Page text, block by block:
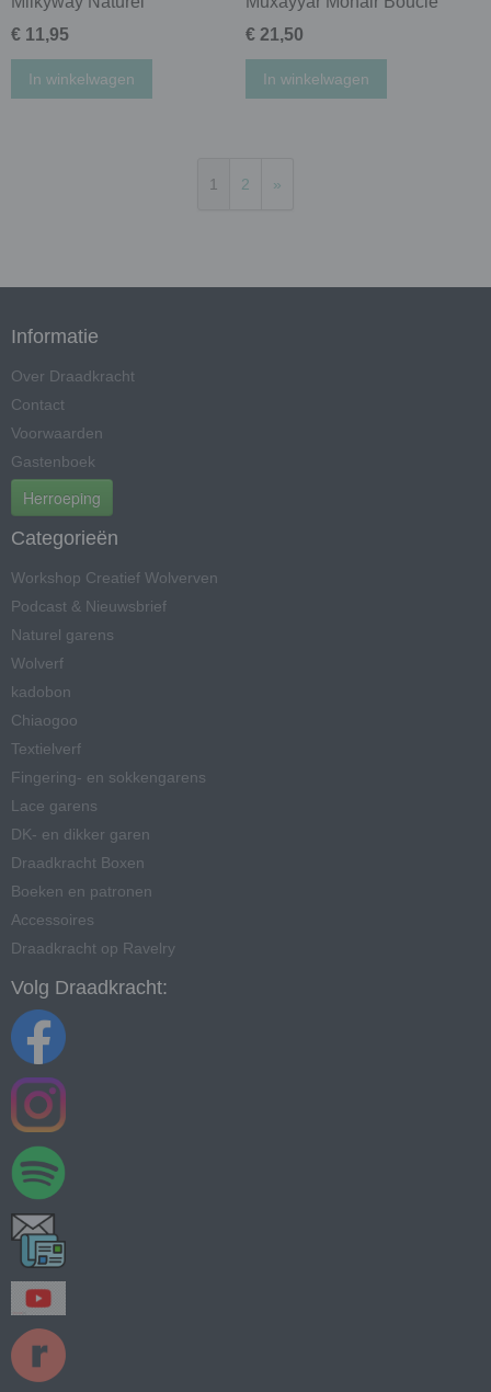
€ 11,95
In winkelwagen
€ 21,50
In winkelwagen
1 2 »
Informatie
Over Draadkracht
Contact
Voorwaarden
Gastenboek
Herroeping
Categorieën
Workshop Creatief Wolverven
Podcast & Nieuwsbrief
Naturel garens
Wolverf
kadobon
Chiaogoo
Textielverf
Fingering- en sokkengarens
Lace garens
DK- en dikker garen
Draadkracht Boxen
Boeken en patronen
Accessoires
Draadkracht op Ravelry
Volg Draadkracht: